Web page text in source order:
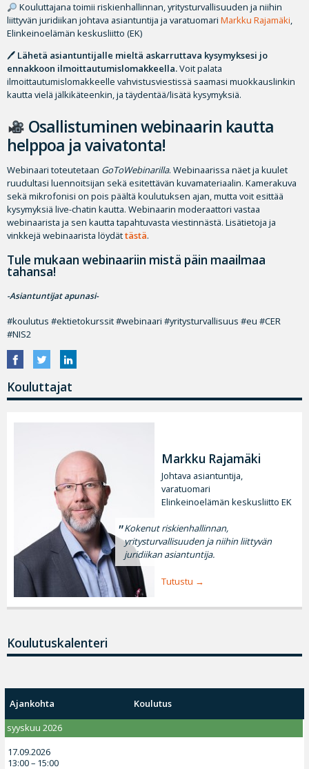
Kouluttajana toimii riskienhallinnan, yritysturvallisuuden ja niihin
liittyvän juridiikan johtava asiantuntija ja varatuomari Markku Rajamäki,
Elinkeinoelämän keskusliitto (EK)
🖊 Lähetä asiantuntijalle mieltä askarruttava kysymyksesi jo
ennakkoon ilmoittautumislomakkeella.Voit palata
ilmoittautumislomakkeelle vahvistusviestissä saamasi muokkauslinkin
kautta vielä jälkikäteenkin, ja täydentää/lisätä kysymyksiä.
Osallistuminen webinaarin kautta
helppoa ja vaivatonta!
Webinaari toteutetaan GoToWebinarilla. Webinaarissa näet ja kuulet
ruudultasi luennoitsijan sekä esitettävän kuvamateriaalin. Kamerakuva
sekä mikrofonisi on pois päältä koulutuksen ajan, mutta voit esittää
kysymyksiä live-chatin kautta. Webinaarin moderaattori vastaa
webinaarista ja sen kautta tapahtuvasta viestinnästä. Lisätietoja ja
vinkkejä webinaarista löydättästä.
Tule mukaan webinaariin mistä päin maailmaa
tahansa!
-Asiantuntijat apunasi-
#koulutus #ektietokurssit #webinaari #yritysturvallisuus #eu #CER
#NIS2
Kouluttajat
Markku Rajamäki
Johtava asiantuntija,
varatuomari
Elinkeinoelämän keskusliitto EK
Kokenut riskienhallinnan,
yritysturvallisuuden ja niihin liittyvän
juridiikan asiantuntija.
Tutustu
Koulutuskalenteri
Ajankohta
Koulutus
syyskuu 2026
17.09.2026
13:00 – 15:00